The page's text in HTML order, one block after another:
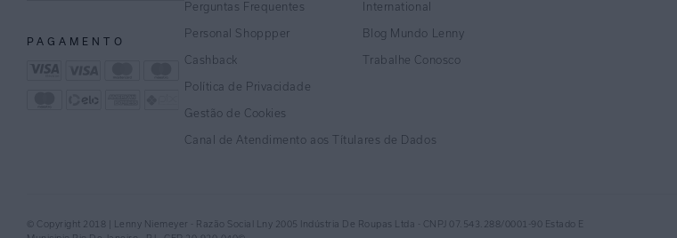
Distrito Federal
PAGAMENTO
Perguntas Frequentes
Personal Shoppper
Cashback
Política de Privacidade
Gestão de Cookies
Canal de Atendimento aos Títulares de Dados
International
Blog Mundo Lenny
Trabalhe Conosco
© Copyright 2018 | Lenny Niemeyer - Razão Social Lny 2005 Indústria De Roupas Ltda - CNPJ 07.543.288/0001-90 Estado E